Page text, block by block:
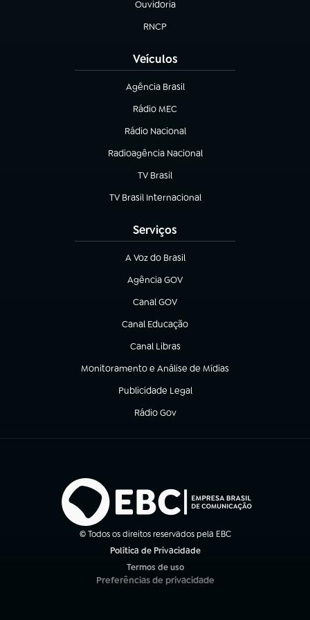
Ouvidoria
(abre em nova aba)
RNCP
(abre em nova aba)
Veículos
Agência Brasil
(abre em nova aba)
Rádio MEC
(abre em nova aba)
Rádio Nacional
Radioagência Nacional
(abre em nova aba)
TV Brasil
(abre em nova aba)
TV Brasil Internacional
(abre em nova aba)
Serviços
A Voz do Brasil
(abre em nova aba)
Agência GOV
(abre em nova aba)
Canal GOV
(abre em nova aba)
Canal Educação
(abre em nova aba)
Canal Libras
(abre em nova aba)
Monitoramento e Análise de Mídias
(abre em nova aba)
Publicidade Legal
(abre em nova aba)
Rádio Gov
(abre em nova aba)
© Todos os direitos reservados pela EBC
Política de Privacidade
Termos de uso
(abre em nova aba)
Preferências de privacidade